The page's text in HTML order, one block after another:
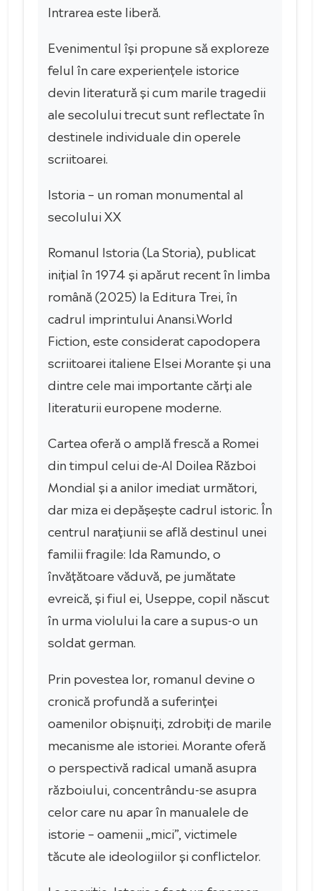
Intrarea este liberă.
Evenimentul își propune să exploreze
felul în care experiențele istorice
devin literatură și cum marile tragedii
ale secolului trecut sunt reflectate în
destinele individuale din operele
scriitoarei.
Istoria – un roman monumental al
secolului XX
Romanul Istoria (La Storia), publicat
inițial în 1974 și apărut recent în limba
română (2025) la Editura Trei, în
cadrul imprintului Anansi.World
Fiction, este considerat capodopera
scriitoarei italiene Elsei Morante și una
dintre cele mai importante cărți ale
literaturii europene moderne.
Cartea oferă o amplă frescă a Romei
din timpul celui de-Al Doilea Război
Mondial și a anilor imediat următori,
dar miza ei depășește cadrul istoric. În
centrul narațiunii se află destinul unei
familii fragile: Ida Ramundo, o
învățătoare văduvă, pe jumătate
evreică, și fiul ei, Useppe, copil născut
în urma violului la care a supus-o un
soldat german.
Prin povestea lor, romanul devine o
cronică profundă a suferinței
oamenilor obișnuiți, zdrobiți de marile
mecanisme ale istoriei. Morante oferă
o perspectivă radical umană asupra
războiului, concentrându-se asupra
celor care nu apar în manualele de
istorie – oamenii „mici”, victimele
tăcute ale ideologiilor și conflictelor.